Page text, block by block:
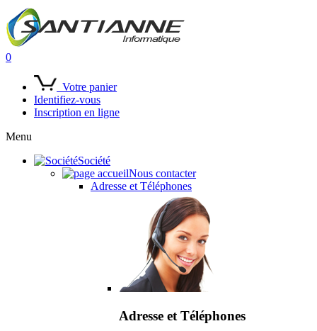
0
Votre panier
Identifiez-vous
Inscription en ligne
Menu
Société
Nous contacter
Adresse et Téléphones
Adresse et Téléphones